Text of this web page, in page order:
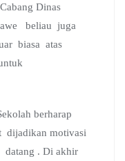
Dinas
beliau juga
biasa atas
berharap
dijadikan motivasi
. Di akhir